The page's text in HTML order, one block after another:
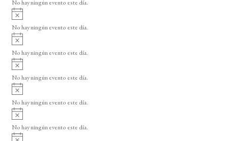
i
o
No hay ningún evento este día.
A
v
i
o
No hay ningún evento este día.
A
v
i
o
No hay ningún evento este día.
A
v
i
o
No hay ningún evento este día.
A
v
i
o
No hay ningún evento este día.
A
v
i
No hay ningún evento este día.
A